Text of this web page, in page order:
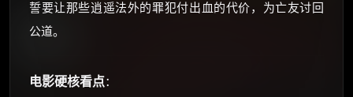
誓要让那些逍遥法外的罪犯付出血的代价，为亡友讨回
公道。
电影硬核看点：